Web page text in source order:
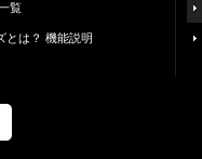
覧
とは？ 機能説明